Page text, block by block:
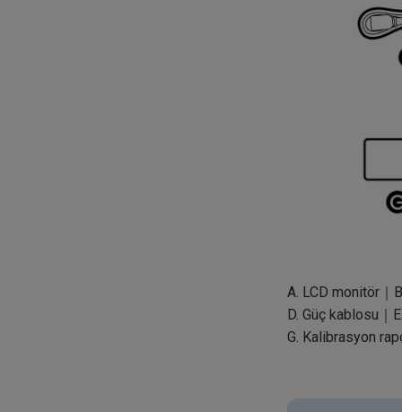
A. LCD monitör｜
D. Güç kablosu｜
G. Kalibrasyon